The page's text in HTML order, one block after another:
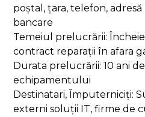
poștal, țara, telefon,
bancare
Temeiul prelucrării:
contract reparații în afara
Durata prelucrării: 10 ani
echipamentului
Destinatari, Împuterniciți:
externi soluții IT, firme de